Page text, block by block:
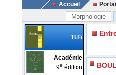
Accueil
Morphologie
TLFi
Académie
9e édition